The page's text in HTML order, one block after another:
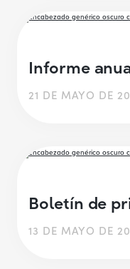
Informe
21 DE MAYO DE
Boletín de
13 DE MAYO DE